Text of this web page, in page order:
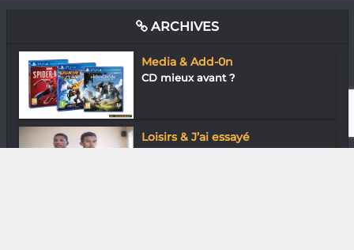
ARCHIVES
Media & Add-0n
CD mieux avant ?
Loisirs & J’ai essayé